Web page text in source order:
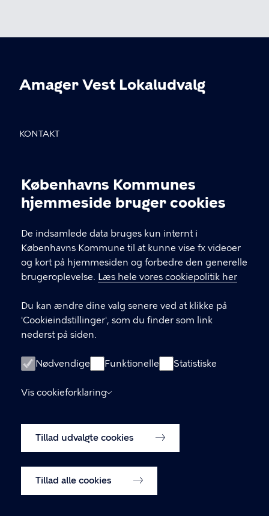
Cookieindstillinger
Københavns Kommunes
hjemmeside bruger cookies
De indsamlede data bruges kun internt i
Københavns Kommune til at kunne vise fx videoer
og kort på hjemmesiden og forbedre den generelle
brugeroplevelse. Læs hele vores cookiepolitik her
Du kan ændre dine valg senere ved at klikke på
'Cookieindstillinger', som du finder som link
nederst på siden.
Nødvendige Funktionelle Statistiske
Vis cookieforklaring
Tillad udvalgte cookies
Tillad alle cookies
Amager Vest Lokaludvalg
KONTAKT
info@avlu.dk
21 51 39 35
LINKS
Facebook
Instagram
Kontakt os
Nyhedsbrev
Amager Vest Borgerpanel
Cookiepolitik
Cookieindstillinger